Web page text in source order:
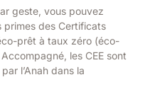
geste, vous pouvez
primes des Certificats
prêt à taux zéro (éco-
les CEE sont
l’Anah dans la